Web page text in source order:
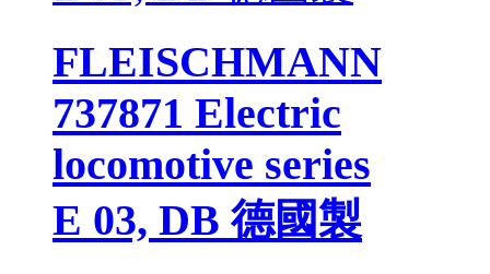
FLEISCHMANN
737871 Electric
locomotive series
E 03, DB 德國製